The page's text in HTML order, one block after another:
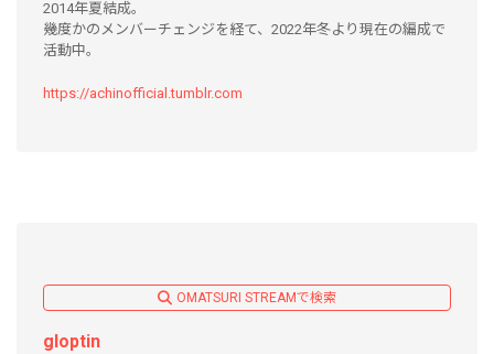
2014年夏結成。
幾度かのメンバーチェンジを経て、2022年冬より現在の編成で
活動中。
https://achinofficial.tumblr.com
OMATSURI STREAMで検索
gloptin